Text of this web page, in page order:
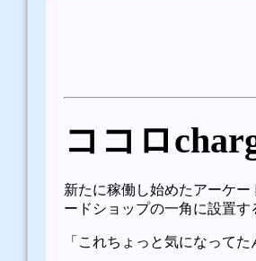
ココロ
新たに稼働し始めたアーケー
ードショップの一角に設置す
「これちょっと気になってた